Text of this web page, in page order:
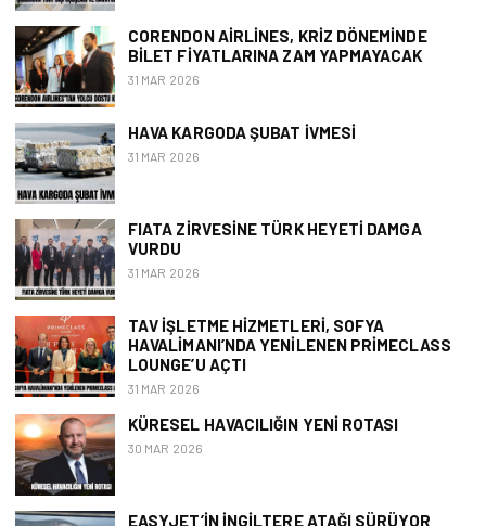
CORENDON AIRLINES, KRIZ DÖNEMINDE
BILET FIYATLARINA ZAM YAPMAYACAK
31 MAR 2026
HAVA KARGODA ŞUBAT İVMESI
31 MAR 2026
FIATA ZIRVESINE TÜRK HEYETI DAMGA
VURDU
31 MAR 2026
TAV İŞLETME HIZMETLERI, SOFYA
HAVALIMANI’NDA YENILENEN PRIMECLASS
LOUNGE’U AÇTI
31 MAR 2026
KÜRESEL HAVACILIĞIN YENI ROTASI
30 MAR 2026
EASYJET’İN İNGILTERE ATAĞI SÜRÜYOR